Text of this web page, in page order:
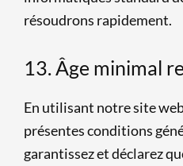
résoudrons rapidement.
13. Âge minimal
En utilisant notre site
présentes conditions
garantissez et déclarez